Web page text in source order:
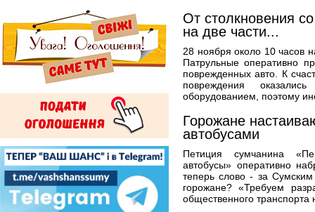
От столкновения
на две части...
28 ноября около 10 часов
Патрульные оперативно
поврежденных авто. К
повреждения
оборудованием, поэтому
Горожане
автобусами
Петиция сумчанина
автобусы» оперативно
теперь слово - за
горожане? «Требуем
общественного